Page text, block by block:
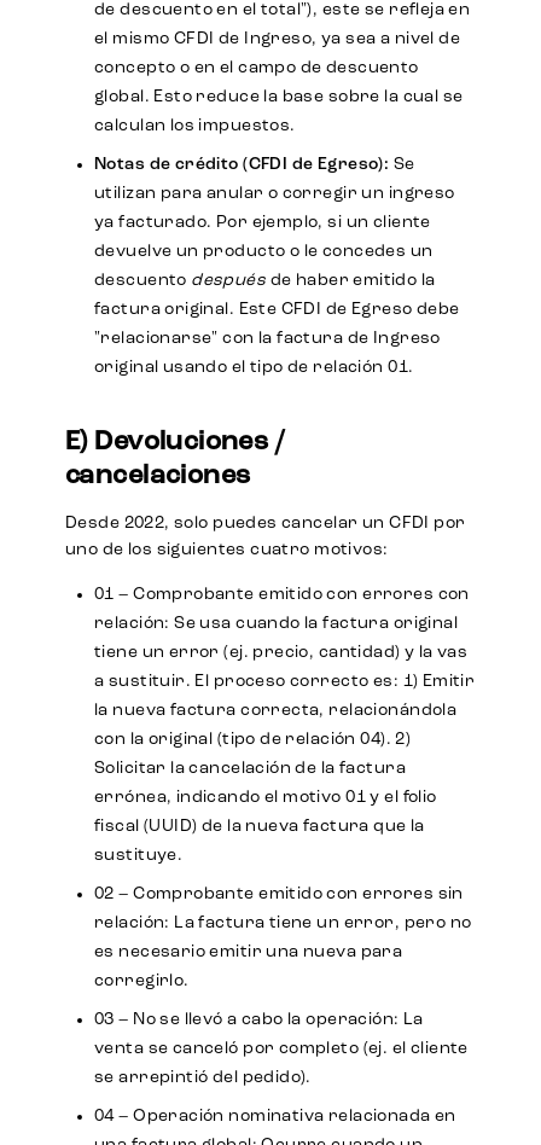
de descuento en el total"), este se refleja en
el mismo CFDI de Ingreso, ya sea a nivel de
concepto o en el campo de descuento
global. Esto reduce la base sobre la cual se
calculan los impuestos.
Notas de crédito (CFDI de Egreso): Se
utilizan para anular o corregir un ingreso
ya facturado. Por ejemplo, si un cliente
devuelve un producto o le concedes un
descuento después de haber emitido la
factura original. Este CFDI de Egreso debe
"relacionarse" con la factura de Ingreso
original usando el tipo de relación 01.
E) Devoluciones /
cancelaciones
Desde 2022, solo puedes cancelar un CFDI por
uno de los siguientes cuatro motivos:
01 – Comprobante emitido con errores con
relación: Se usa cuando la factura original
tiene un error (ej. precio, cantidad) y la vas
a sustituir. El proceso correcto es: 1) Emitir
la nueva factura correcta, relacionándola
con la original (tipo de relación 04). 2)
Solicitar la cancelación de la factura
errónea, indicando el motivo 01 y el folio
fiscal (UUID) de la nueva factura que la
sustituye.
02 – Comprobante emitido con errores sin
relación: La factura tiene un error, pero no
es necesario emitir una nueva para
corregirlo.
03 – No se llevó a cabo la operación: La
venta se canceló por completo (ej. el cliente
se arrepintió del pedido).
04 – Operación nominativa relacionada en